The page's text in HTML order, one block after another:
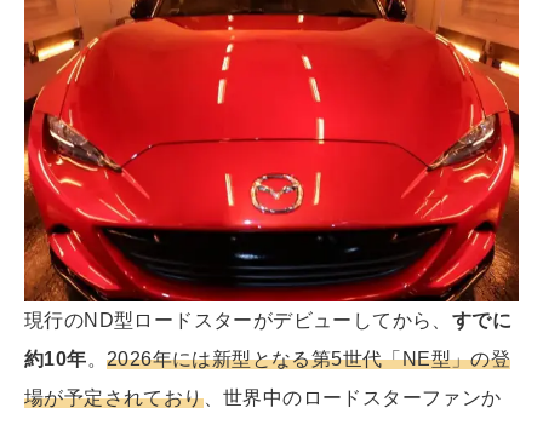
現行のND型ロードスターがデビューしてから、 すでに
約10年。2026年には新型となる第5世代「NE型」の登
場が予定されており、世界中のロードスターファンか